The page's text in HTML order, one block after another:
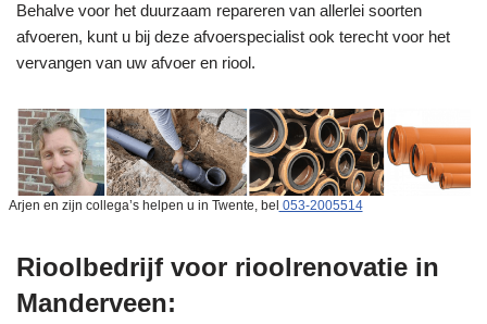
Behalve voor het duurzaam repareren van allerlei soorten
afvoeren, kunt u bij deze afvoerspecialist ook terecht voor het
vervangen van uw afvoer en riool.
Arjen en zijn collega’s helpen u in Twente, bel 053-2005514
Rioolbedrijf voor rioolrenovatie in
Manderveen: